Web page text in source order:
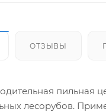
ОТЗЫВЫ
пильная
лесорубов.